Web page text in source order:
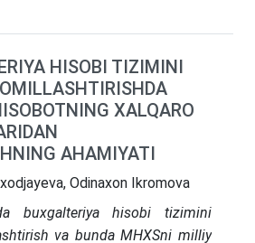
HISOBI TIZIMINI
XALQARO
AHAMIYATI
Odinaxon Ikromova
buxgаlteriуа hisobi tizimini
vа bundа MHXSni milliу